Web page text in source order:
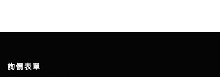
詢價表單